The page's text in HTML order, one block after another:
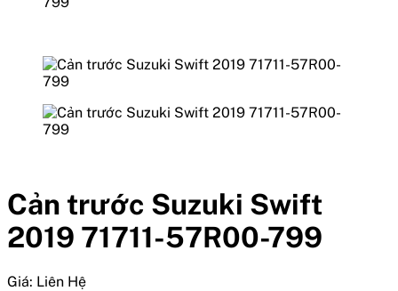
Cản trước Suzuki Swift
2019 71711-57R00-799
Giá: Liên Hệ